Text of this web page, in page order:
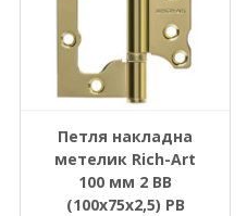
Петля накладна
метелик Rich-Art
100 мм 2 ВВ
(100х75х2,5) РВ